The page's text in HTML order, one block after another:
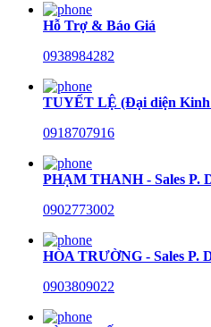
Hỗ Trợ & Báo Giá
0938984282
TUYẾT LỆ (Đại diện Kinh
0918707916
PHẠM THANH - Sales P.
0902773002
HÒA TRƯỜNG - Sales P.
0903809022